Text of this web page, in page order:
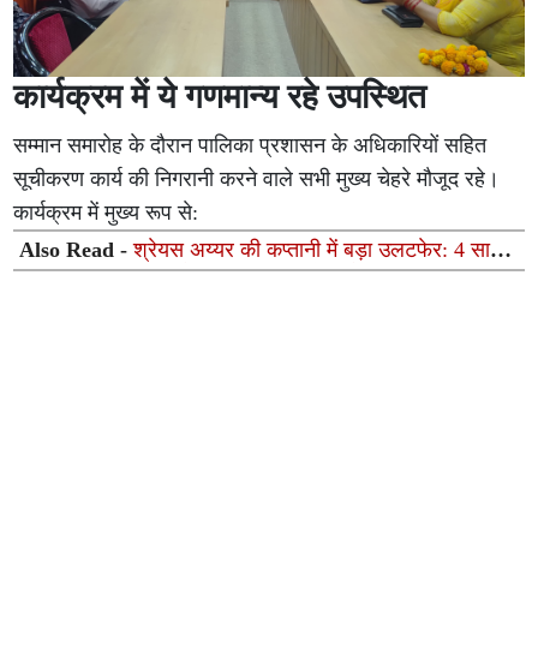
कार्यक्रम में ये गणमान्य रहे उपस्थित
सम्मान समारोह के दौरान पालिका प्रशासन के अधिकारियों सहित
सूचीकरण कार्य की निगरानी करने वाले सभी मुख्य चेहरे मौजूद रहे।
कार्यक्रम में मुख्य रूप से:
Also Read -श्रेयस अय्यर की कप्तानी में बड़ा उलटफेर: 4 साल
बाद छिनी टीम इंडिया से नंबर-1 की कुर्सी, इंग्लैंड बना टी20 का नया